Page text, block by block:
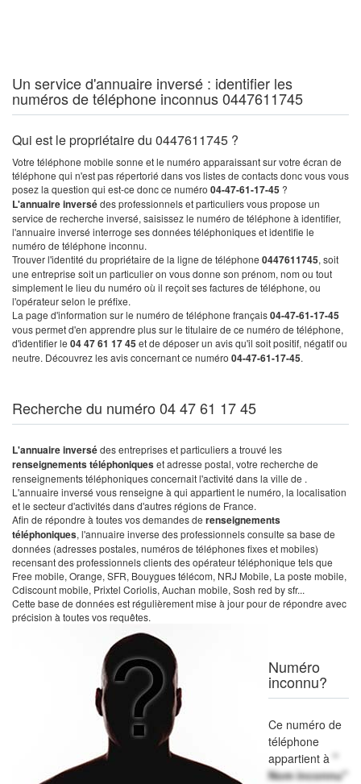
Un service d'annuaire inversé : identifier les
numéros de téléphone inconnus 0447611745
Qui est le propriétaire du 0447611745 ?
Votre téléphone mobile sonne et le numéro apparaissant sur votre écran de
téléphone qui n'est pas répertorié dans vos listes de contacts donc vous vous
posez la question qui est-ce donc ce numéro 04-47-61-17-45 ?
L'annuaire inversédes professionnels et particuliers vous propose un
service de recherche inversé, saisissez le numéro de téléphone à identifier,
l'annuaire inversé interroge ses données téléphoniques et identifie le
numéro de téléphone inconnu.
Trouver l'identité du propriétaire de la ligne de téléphone 0447611745, soit
une entreprise soit un particulier on vous donne son prénom, nom ou tout
simplement le lieu du numéro où il reçoit ses factures de téléphone, ou
l'opérateur selon le préfixe.
La page d'information sur le numéro de téléphone français04-47-61-17-45
vous permet d'en apprendre plus sur le titulaire de ce numéro de téléphone,
d'identifier le 04 47 61 17 45et de déposer un avis qu'il soit positif, négatif ou
neutre. Découvrez les avis concernant ce numéro 04-47-61-17-45.
Recherche du numéro 04 47 61 17 45
L'annuaire inversédes entreprises et particuliers a trouvé les
renseignements téléphoniqueset adresse postal, votre recherche de
renseignements téléphoniques concernait l'activité dans la ville de .
L'annuaire inversé vous renseigne à qui appartient le numéro, la localisation
et le secteur d'activités dans d'autres régions de France.
Afin de répondre à toutes vos demandes de renseignements
téléphoniques, l'annuaire inverse des professionnels consulte sa base de
données (adresses postales, numéros de téléphones fixes et mobiles)
recensant des professionnels clients des opérateur téléphonique tels que
Free mobile, Orange, SFR, Bouygues télécom, NRJ Mobile, La poste mobile,
Cdiscount mobile, Prixtel Coriolis, Auchan mobile, Sosh red by sfr...
Cette base de données est régulièrement mise à jour pour de répondre avec
précision à toutes vos requêtes.
Numéro
inconnu?
Ce numéro de
téléphone
appartient à "
Nom inconnu"